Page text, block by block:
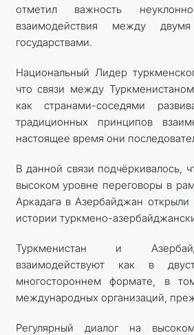
отметил важность
взаимодействия между
государствами.
Национальный Лидер
что связи между
как странами-соседями
традиционных принципов
настоящее время они
В данной связи подчёркивалось,
высоком уровне переговоры в
Аркадага в Азербайджан
истории туркмено-
Туркменистан и
взаимодействуют как в
многостороннем формате, в
международных организаций,
Регулярный диалог на